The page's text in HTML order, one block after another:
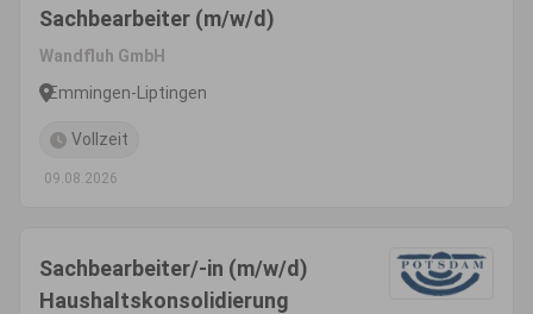
Sachbearbeiter (m/w/d)
Wandfluh GmbH
Emmingen-Liptingen
Vollzeit
09.08.2026
Sachbearbeiter/-in (m/w/d)
Haushaltskonsolidierung